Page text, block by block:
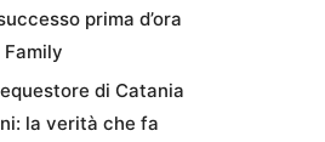
prima d’ora
Family
di Catania
la verità che fa